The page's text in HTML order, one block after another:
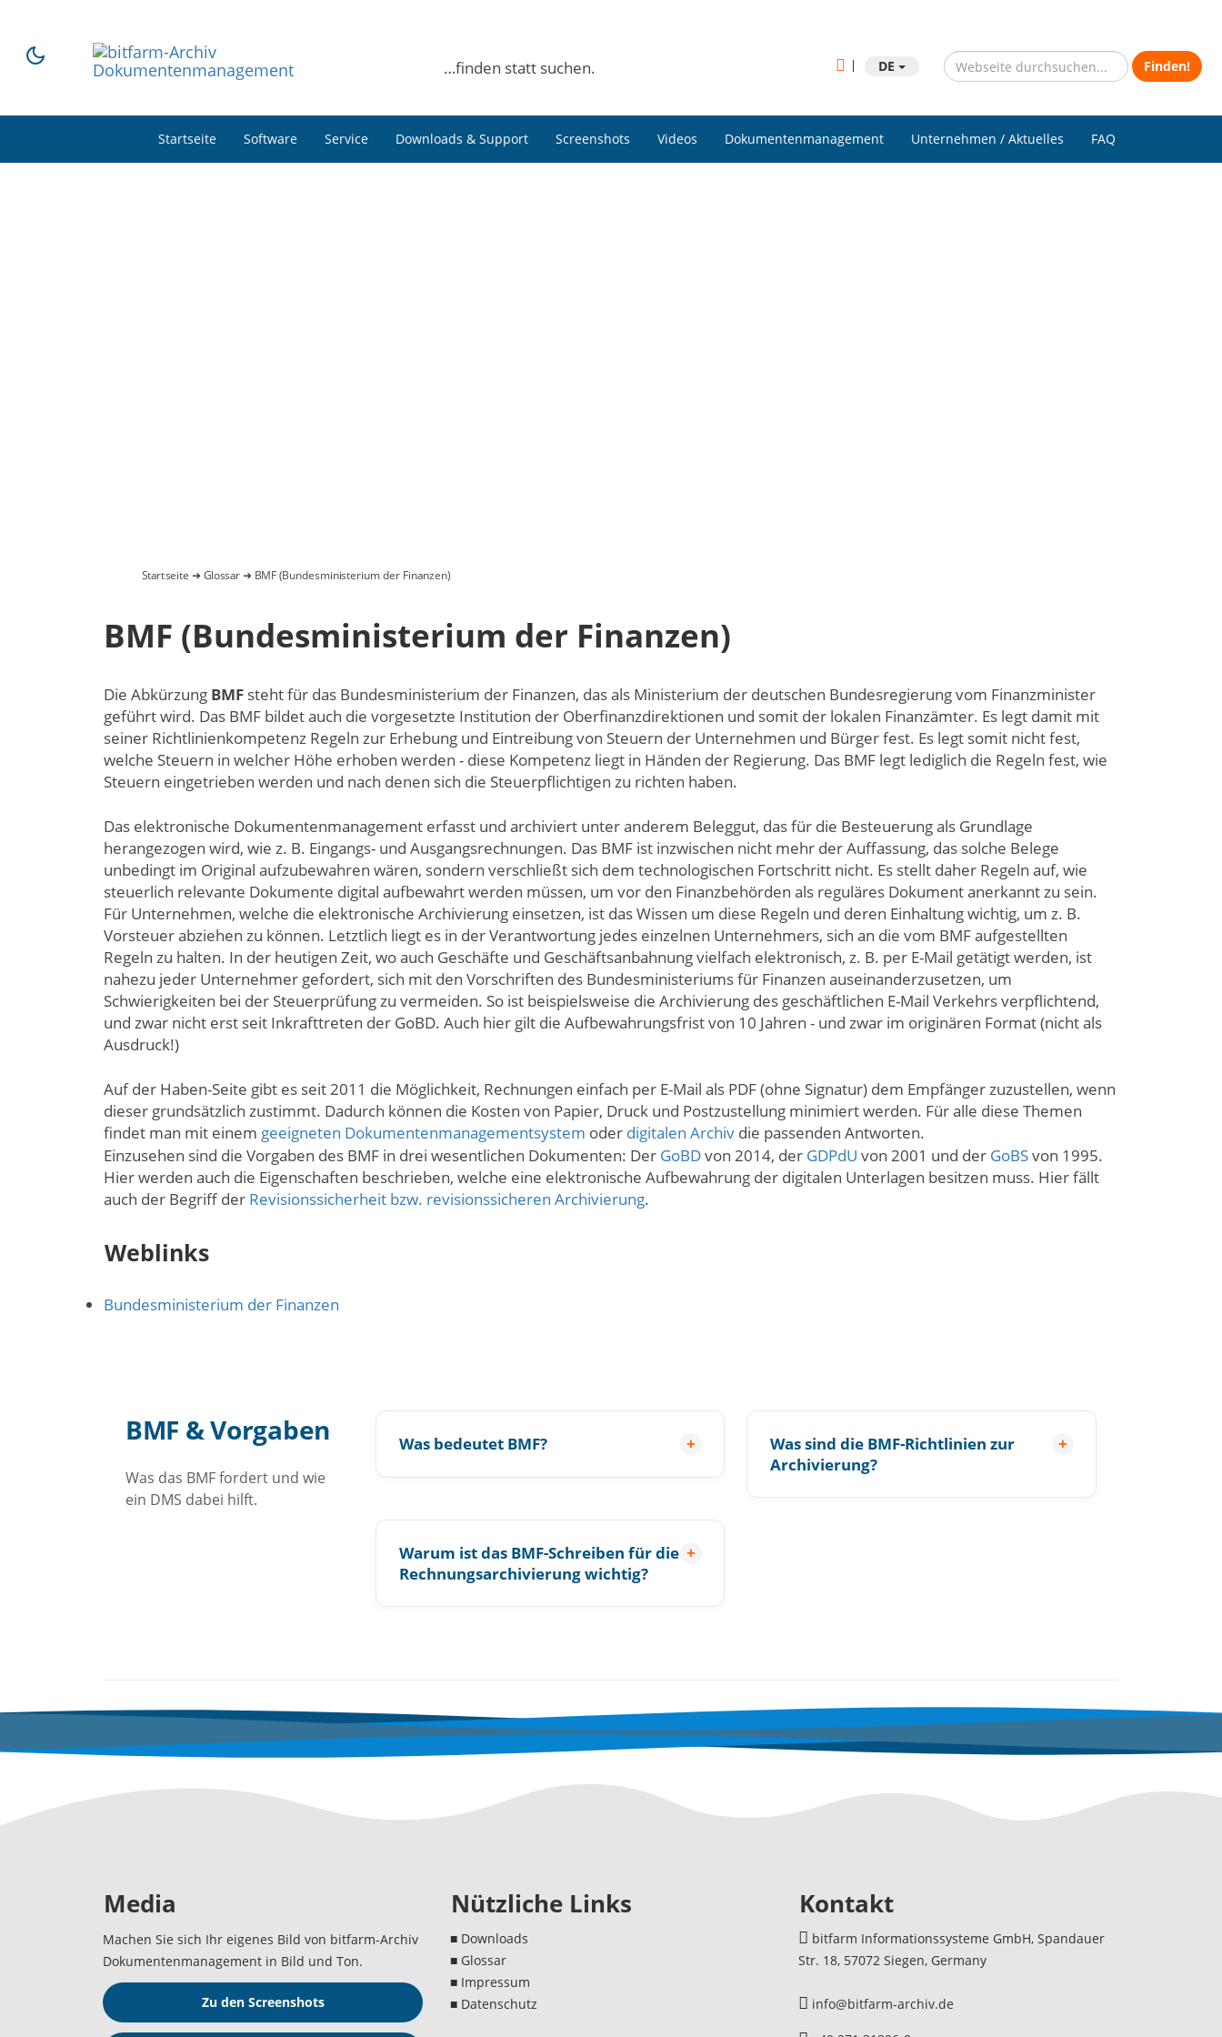
…finden statt suchen. DE Finden!
Startseite Software Service Downloads & Support Screenshots Videos Dokumentenmanagement Unternehmen / Aktuelles FAQ
Startseite ➜ Glossar➜ BMF (Bundesministerium der Finanzen)
BMF (Bundesministerium der Finanzen)
Die Abkürzung BMFsteht für das Bundesministerium der Finanzen, das als Ministerium der deutschen Bundesregierung vom Finanzminister
geführt wird. Das BMF bildet auch die vorgesetzte Institution der Oberfinanzdirektionen und somit der lokalen Finanzämter. Es legt damit mit
seiner Richtlinienkompetenz Regeln zur Erhebung und Eintreibung von Steuern der Unternehmen und Bürger fest. Es legt somit nicht fest,
welche Steuern in welcher Höhe erhoben werden - diese Kompetenz liegt in Händen der Regierung. Das BMF legt lediglich die Regeln fest, wie
Steuern eingetrieben werden und nach denen sich die Steuerpflichtigen zu richten haben.
Das elektronische Dokumentenmanagement erfasst und archiviert unter anderem Beleggut, das für die Besteuerung als Grundlage
herangezogen wird, wie z. B. Eingangs- und Ausgangsrechnungen. Das BMF ist inzwischen nicht mehr der Auffassung, das solche Belege
unbedingt im Original aufzubewahren wären, sondern verschließt sich dem technologischen Fortschritt nicht. Es stellt daher Regeln auf, wie
steuerlich relevante Dokumente digital aufbewahrt werden müssen, um vor den Finanzbehörden als reguläres Dokument anerkannt zu sein.
Für Unternehmen, welche die elektronische Archivierung einsetzen, ist das Wissen um diese Regeln und deren Einhaltung wichtig, um z. B.
Vorsteuer abziehen zu können. Letztlich liegt es in der Verantwortung jedes einzelnen Unternehmers, sich an die vom BMF aufgestellten
Regeln zu halten. In der heutigen Zeit, wo auch Geschäfte und Geschäftsanbahnung vielfach elektronisch, z. B. per E-Mail getätigt werden, ist
nahezu jeder Unternehmer gefordert, sich mit den Vorschriften des Bundesministeriums für Finanzen auseinanderzusetzen, um
Schwierigkeiten bei der Steuerprüfung zu vermeiden. So ist beispielsweise die Archivierung des geschäftlichen E-Mail Verkehrs verpflichtend,
und zwar nicht erst seit Inkrafttreten der GoBD. Auch hier gilt die Aufbewahrungsfrist von 10 Jahren - und zwar im originären Format (nicht als
Ausdruck!)
Auf der Haben-Seite gibt es seit 2011 die Möglichkeit, Rechnungen einfach per E-Mail als PDF (ohne Signatur) dem Empfänger zuzustellen, wenn
dieser grundsätzlich zustimmt. Dadurch können die Kosten von Papier, Druck und Postzustellung minimiert werden. Für alle diese Themen
findet man mit einem geeigneten Dokumentenmanagementsystem oder digitalen Archivdie passenden Antworten.
Einzusehen sind die Vorgaben des BMF in drei wesentlichen Dokumenten: Der GoBDvon 2014, der GDPdU von 2001 und der GoBSvon 1995.
Hier werden auch die Eigenschaften beschrieben, welche eine elektronische Aufbewahrung der digitalen Unterlagen besitzen muss. Hier fällt
auch der Begriff der Revisionssicherheit bzw. revisionssicheren Archivierung.
Weblinks
Bundesministerium der Finanzen
BMF & Vorgaben
Was das BMF fordert und wie
ein DMS dabei hilft.
Was bedeutet BMF? +
Was sind die BMF-Richtlinien zur
Archivierung?
+
Warum ist das BMF-Schreiben für die
Rechnungsarchivierung wichtig?
+
Media
Machen Sie sich Ihr eigenes Bild von bitfarm-Archiv
Dokumentenmanagement in Bild und Ton.
Zu den Screenshots
Nützliche Links
■ Downloads
■ Glossar
■ Impressum
■ Datenschutz
Kontakt
bitfarm Informationssysteme GmbH, Spandauer
Str. 18, 57072 Siegen, Germany
info@bitfarm-archiv.de